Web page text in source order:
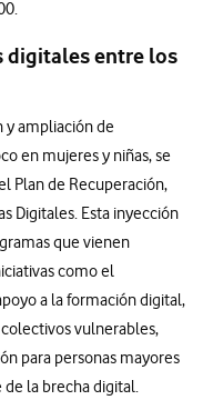
digitales entre los
y ampliación de
en mujeres y niñas, se
Plan de Recuperación,
Digitales. Esta inyección
que vienen
como el
a la formación digital,
vulnerables,
para personas mayores
la brecha digital.